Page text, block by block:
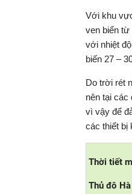
Với khu
ven biển từ
với nhiệt
biến 27 –
Do trời rét
nên tại các
vì vậy để
các thiết bị
Thời tiết
Thủ đô